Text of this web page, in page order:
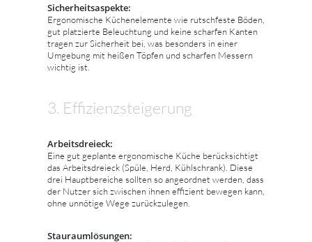
Sicherheitsaspekte:
Ergonomische Küchenelemente wie rutschfeste Böden,
gut platzierte Beleuchtung und keine scharfen Kanten
tragen zur Sicherheit bei, was besonders in einer
Umgebung mit heißen Töpfen und scharfen Messern
wichtig ist.
3. Effizienzsteigerung
Arbeitsdreieck:
Eine gut geplante ergonomische Küche berücksichtigt
das Arbeitsdreieck (Spüle, Herd, Kühlschrank). Diese
drei Hauptbereiche sollten so angeordnet werden, dass
der Nutzer sich zwischen ihnen effizient bewegen kann,
ohne unnötige Wege zurückzulegen.
Stauraumlösungen: